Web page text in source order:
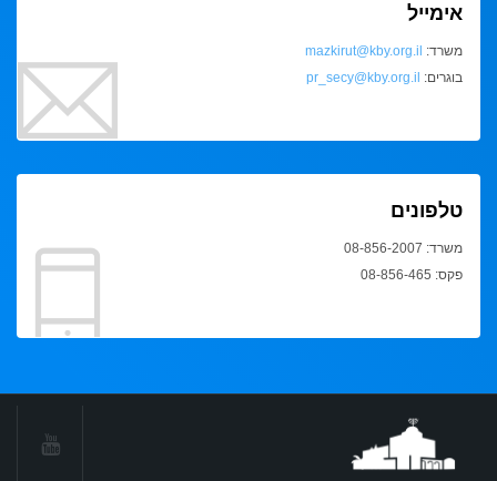
אימייל
משרד: mazkirut@kby.org.il
בוגרים: pr_secy@kby.org.il
טלפונים
משרד: 08-856-2007
פקס: 08-856-465